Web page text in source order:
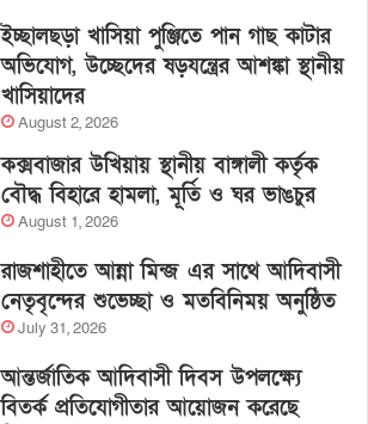
ইচ্ছালছড়া খাসিয়া পুঞ্জিতে পান গাছ কাটার
অভিযোগ, উচ্ছেদের ষড়যন্ত্রের আশঙ্কা স্থানীয়
খাসিয়াদের
August 2, 2026
কক্সবাজার উখিয়ায় স্থানীয় বাঙ্গালী কর্তৃক
বৌদ্ধ বিহারে হামলা, মূর্তি ও ঘর ভাঙচুর
August 1, 2026
রাজশাহীতে আন্না মিন্জ এর সাথে আদিবাসী
নেতৃবৃন্দের শুভেচ্ছা ও মতবিনিময় অনুষ্ঠিত
July 31, 2026
আন্তর্জাতিক আদিবাসী দিবস উপলক্ষ্যে
বিতর্ক প্রতিযোগীতার আয়োজন করেছে